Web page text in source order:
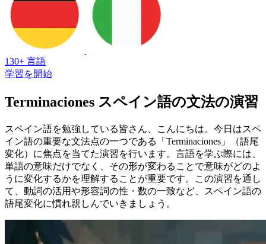
130+ 言語
学習を開始
Terminaciones スペイン語の文法の演習
スペイン語を勉強している皆さん、こんにちは。今日はスペ
イン語の重要な文法点の一つである「Terminaciones」（語尾
変化）に焦点を当てた演習を行います。言語を学ぶ際には、
単語の意味だけでなく、その形が変わることで意味がどのよ
うに変化するかを理解することが重要です。この演習を通し
て、動詞の活用や形容詞の性・数の一致など、スペイン語の
語尾変化に慣れ親しんでいきましょう。